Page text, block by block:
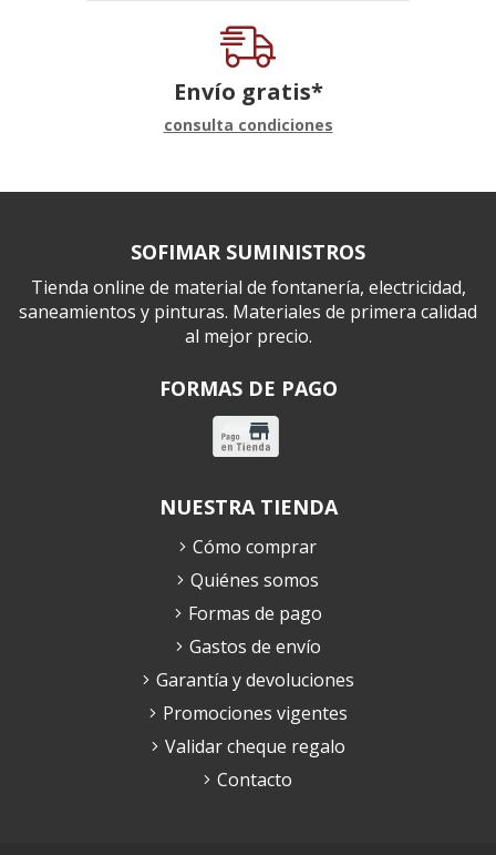
Envío gratis*
consulta condiciones
SOFIMAR SUMINISTROS
Tienda online de material de fontanería, electricidad,
saneamientos y pinturas. Materiales de primera calidad
al mejor precio.
FORMAS DE PAGO
NUESTRA TIENDA
Cómo comprar
Quiénes somos
Formas de pago
Gastos de envío
Garantía y devoluciones
Promociones vigentes
Validar cheque regalo
Contacto